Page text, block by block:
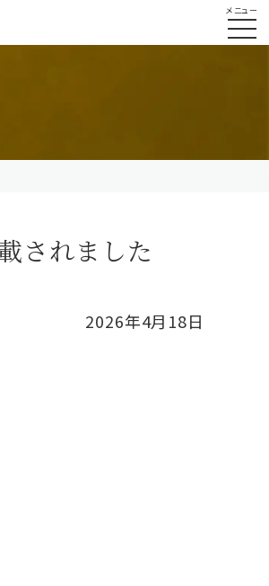
メニュー
されました
2026年4月18日